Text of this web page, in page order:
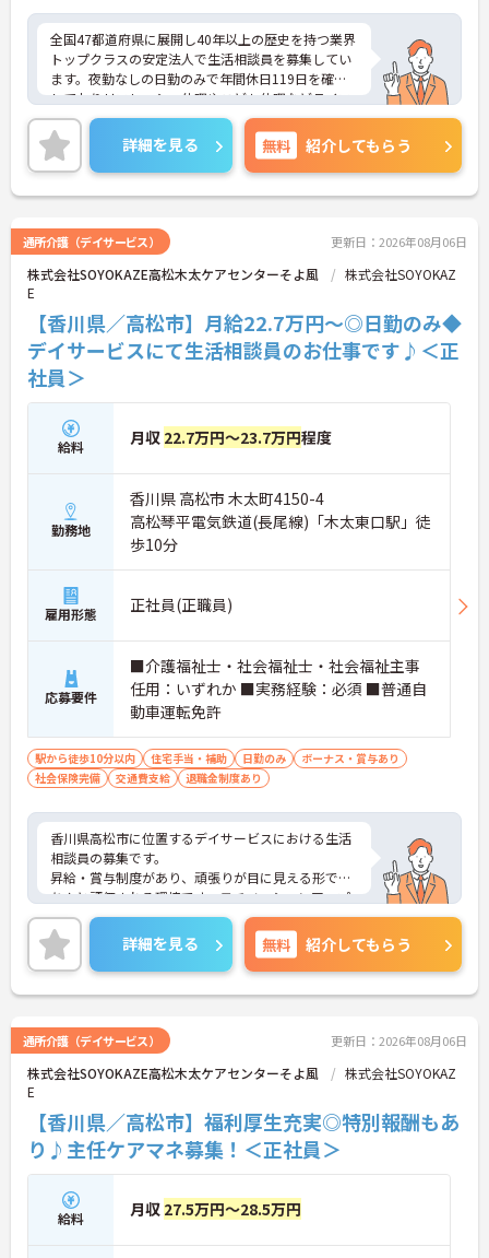
など豊富な教育プログラムで専門職としての成長を
サポートしています
全国47都道府県に展開し40年以上の歴史を持つ業界
トップクラスの安定法人で生活相談員を募集してい
ます。夜勤なしの日勤のみで年間休日119日を確保
しておりリフレッシュ休暇やこども休暇などライフ
ステージに合わせた働き方が可能です。処遇改善手
当の全額還元や実績最大185万円の賞与に加え配偶
者1万円などの手厚い扶養手当をご用意しています。
独自の福利厚生制度によるお祝い金や宿泊費補助な
どスタッフの生活を支える制度も充実しています。
らのびのびと働ける風通しの良い職場です。階層別
研修や資格取得支援制度が整っているため有資格者
の方がこれまでのご経験を活かしながら将来の管理
指せるやりがいのある環境です。
★おすすめPOINT★
【ワークライフバランスの充実】
・夜勤なしの日勤のみで年間休日119日を確保 ・リ
・産休育休や産後パパ育休制度など子育て支援体制
が万全
【安心の高待遇と福利厚生】
・処遇改善手当を毎月および半期末手当として全額
還元 ・配偶者1万円や満18歳未満の子5千円の手厚
い扶養手当を支給
・結婚・出生・入学のお祝い金やヘルスチェック補
助など独自の福利厚生制度を用意
【資格を活かせるキャリアアップ環境】
・公的資格取得や自己啓発支援制度を活用しスキル
ンを用意
・髪色やネイルなどが自由で個性を大切にできる社
風
詳細を見る 無料 紹介してもらう
通所介護（デイサービス） 更新日：2026年08月06日
株式会社SOYOKAZE高松木太ケアセンターそよ風
株式会社SOYOKAZ
E
【香川県／高松市】月給22.7万円～◎日勤のみ◆
デイサービスにて生活相談員のお仕事です♪＜正
社員＞
給料 月収 22.7万円～23.7万円程度
勤務地
香川県 高松市 木太町4150-4
高松琴平電気鉄道(長尾線)「木太東口駅」徒
歩10分
雇用形態 正社員(正職員)
応募要件
■介護福祉士・社会福祉士・社会福祉主事
任用：いずれか ■実務経験：必須 ■普通自
動車運転免許
駅から徒歩10分以内 住宅手当・補助 日勤のみ
ボーナス・賞与あり
社会保険完備
交通費支給 退職金制度あり
香川県高松市に位置するデイサービスにおける生活
相談員の募集です。
昇給・賞与制度があり、頑張りが目に見える形でき
ちんと評価される環境です。モチベーションアップ
につながります。資格や経験を活かしながらご勤務
いただける環境です。
ご興味のある方には、面接対策ポイントなど、さら
に詳細をご案内しますのでお気軽にご相談くださ
い！
詳細を見る 無料 紹介してもらう
通所介護（デイサービス） 更新日：2026年08月06日
株式会社SOYOKAZE高松木太ケアセンターそよ風
株式会社SOYOKAZ
E
【香川県／高松市】福利厚生充実◎特別報酬もあ
り♪主任ケアマネ募集！＜正社員＞
給料 月収 27.5万円～28.5万円